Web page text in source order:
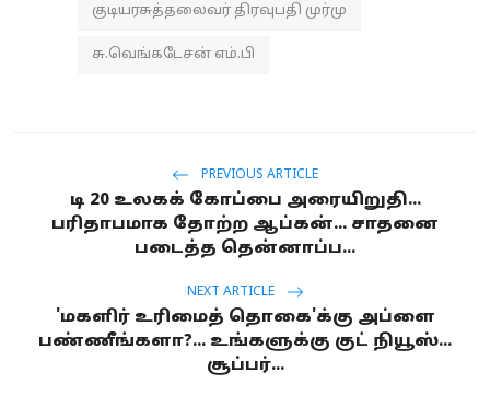
குடியரசுத்தலைவர் திரவுபதி முர்மு
சு.வெங்கடேசன் எம்.பி
PREVIOUS ARTICLE
டி 20 உலகக் கோப்பை அரையிறுதி...
பரிதாபமாக தோற்ற ஆப்கன்... சாதனை
படைத்த தென்னாப்ப...
NEXT ARTICLE
'மகளிர் உரிமைத் தொகை'க்கு அப்ளை
பண்ணீங்களா?... உங்களுக்கு குட் நியூஸ்...
சூப்பர்...